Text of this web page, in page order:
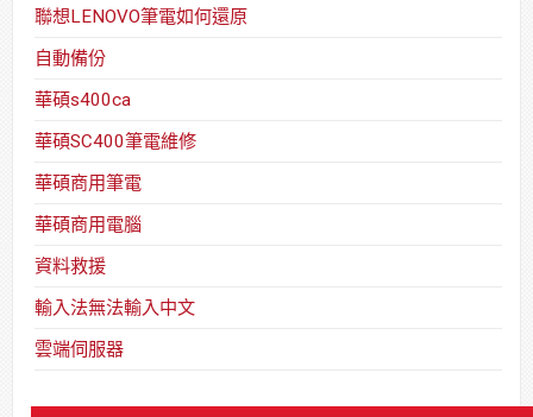
聯想LENOVO筆電如何還原
自動備份
華碩s400ca
華碩SC400筆電維修
華碩商用筆電
華碩商用電腦
資料救援
輸入法無法輸入中文
雲端伺服器